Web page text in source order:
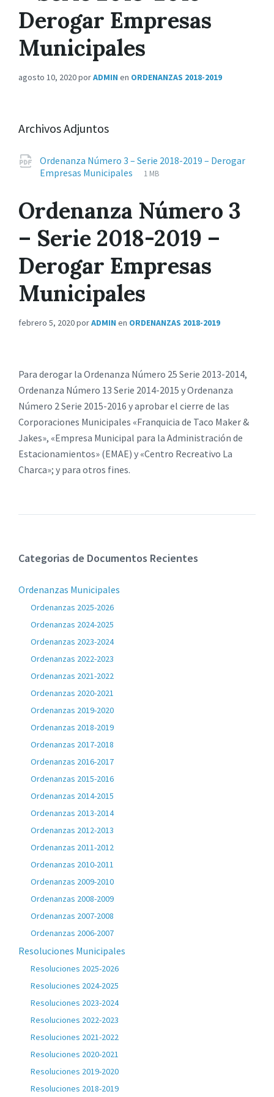
Derogar Empresas
Municipales
agosto 10, 2020porADMIN en ORDENANZAS 2018-2019
Archivos Adjuntos
Ordenanza Número 3 – Serie 2018-2019 – Derogar
Empresas Municipales
Extensiones
pdf
Tamaño
1 MB
Ordenanza Número 3
– Serie 2018-2019 –
Derogar Empresas
Municipales
febrero 5, 2020porADMIN en ORDENANZAS 2018-2019
Para derogar la Ordenanza Número 25 Serie 2013-2014,
Ordenanza Número 13 Serie 2014-2015 y Ordenanza
Número 2 Serie 2015-2016 y aprobar el cierre de las
Corporaciones Municipales «Franquicia de Taco Maker &
Jakes», «Empresa Municipal para la Administración de
Estacionamientos» (EMAE) y «Centro Recreativo La
Charca»; y para otros fines.
Categorias de Documentos Recientes
Ordenanzas Municipales
Ordenanzas 2025-2026
Ordenanzas 2024-2025
Ordenanzas 2023-2024
Ordenanzas 2022-2023
Ordenanzas 2021-2022
Ordenanzas 2020-2021
Ordenanzas 2019-2020
Ordenanzas 2018-2019
Ordenanzas 2017-2018
Ordenanzas 2016-2017
Ordenanzas 2015-2016
Ordenanzas 2014-2015
Ordenanzas 2013-2014
Ordenanzas 2012-2013
Ordenanzas 2011-2012
Ordenanzas 2010-2011
Ordenanzas 2009-2010
Ordenanzas 2008-2009
Ordenanzas 2007-2008
Ordenanzas 2006-2007
Resoluciones Municipales
Resoluciones 2025-2026
Resoluciones 2024-2025
Resoluciones 2023-2024
Resoluciones 2022-2023
Resoluciones 2021-2022
Resoluciones 2020-2021
Resoluciones 2019-2020
Resoluciones 2018-2019